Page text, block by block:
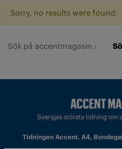
Sorry, no results were found.
Sveriges största tidning om
Tidningen Accent, A4,